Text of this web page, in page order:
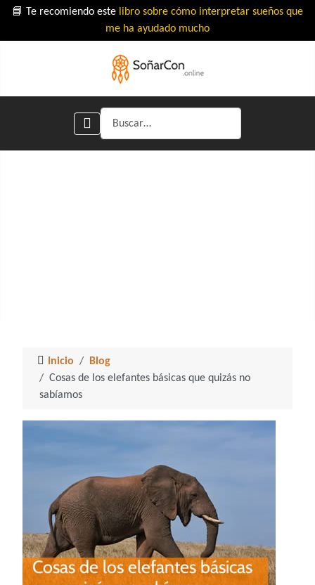
📘 Te recomiendo este libro sobre cómo interpretar sueños que
me ha ayudado mucho
Buscar
Inicio
Blog
Cosas de los elefantes básicas que quizás no
sabíamos